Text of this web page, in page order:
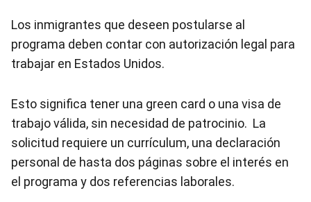
Los inmigrantes que deseen postularse al
programa deben contar con autorización legal para
trabajar en Estados Unidos.
Esto significa tener una green card o una visa de
trabajo válida, sin necesidad de patrocinio. La
solicitud requiere un currículum, una declaración
personal de hasta dos páginas sobre el interés en
el programa y dos referencias laborales.